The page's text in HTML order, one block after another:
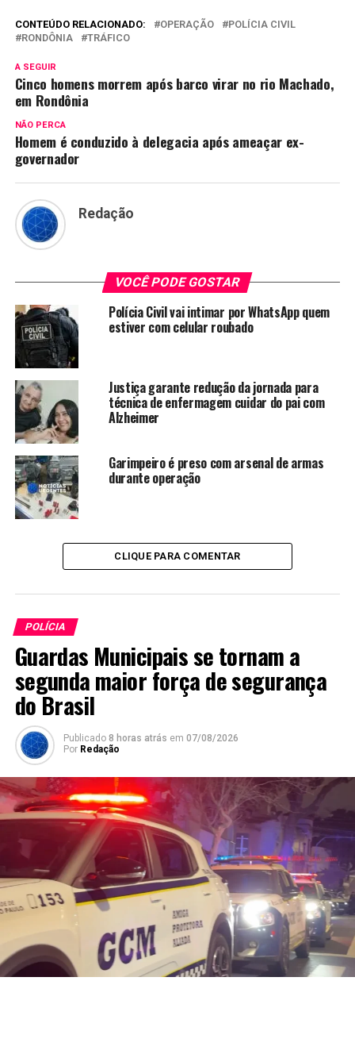
CONTEÚDO RELACIONADO: OPERAÇÃO
POLÍCIA CIVIL
RONDÔNIA
TRÁFICO
A SEGUIR
Cinco homens morrem após barco virar no rio Machado,
em Rondônia
NÃO PERCA
Homem é conduzido à delegacia após ameaçar ex-
governador
Redação
VOCÊ PODE GOSTAR
Polícia Civil vai intimar por WhatsApp quem
estiver com celular roubado
Justiça garante redução da jornada para
técnica de enfermagem cuidar do pai com
Alzheimer
Garimpeiro é preso com arsenal de armas
durante operação
CLIQUE PARA COMENTAR
POLÍCIA
Guardas Municipais se tornam a
segunda maior força de segurança
do Brasil
Publicado 8 horas atrás em 07/08/2026
Por Redação